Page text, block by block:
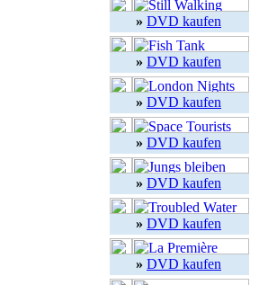
» DVD kaufen
» DVD kaufen
» DVD kaufen
» DVD kaufen
» DVD kaufen
» DVD kaufen
» DVD kaufen